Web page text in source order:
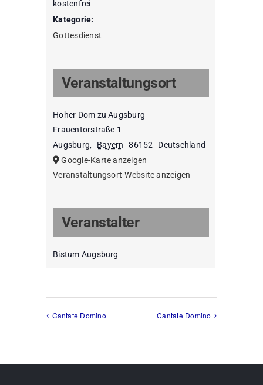
kostenfrei
Kategorie:
Gottesdienst
Veranstaltungsort
Hoher Dom zu Augsburg
Frauentorstraße 1
Augsburg, Bayern 86152
Deutschland
Google-Karte anzeigen
Veranstaltungsort-Website anzeigen
Veranstalter
Bistum Augsburg
Cantate Domino Cantate Domino